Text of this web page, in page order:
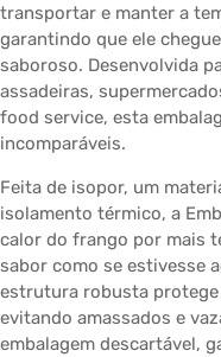
transportar e manter a
garantindo que ele
saboroso. Desenvolvida
assadeiras,
food service, esta
incomparáveis.
Feita de isopor, um
isolamento térmico, a
calor do frango por mais
sabor como se estivesse
estrutura robusta
evitando amassados e
embalagem descartável,